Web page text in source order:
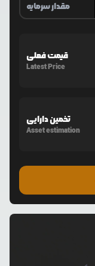
قیمت فعلی
Latest Price
تخمین دارایی
Asset estimation